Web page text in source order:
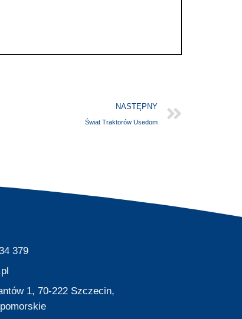
NASTĘPNY
Świat Traktorów Usedom
379
1, 70-222 Szczecin,